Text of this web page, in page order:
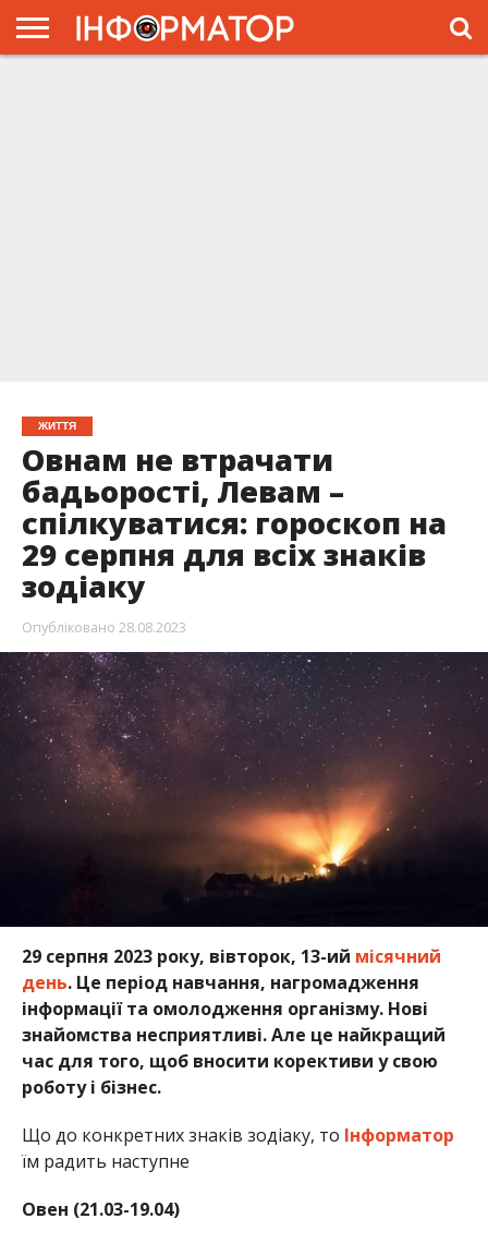
ЖИТТЯ
Овнам не втрачати
бадьорості, Левам –
спілкуватися: гороскоп на
29 серпня для всіх знаків
зодіаку
Опубліковано 28.08.2023
29 серпня 2023 року, вівторок, 13-ий місячний
день. Це період навчання, нагромадження
інформації та омолодження організму. Нові
знайомства несприятливі. Але це найкращий
час для того, щоб вносити корективи у свою
роботу і бізнес.
Що до конкретних знаків зодіаку, то Інформатор
їм радить наступне
Овен (21.03-19.04)